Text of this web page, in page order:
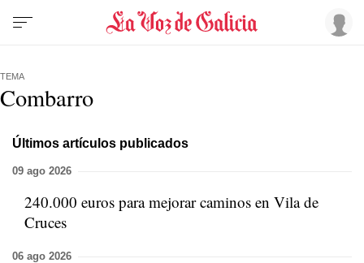
TEMA
Combarro
Últimos artículos publicados
09 ago 2026
240.000 euros para mejorar caminos en Vila de
Cruces
06 ago 2026